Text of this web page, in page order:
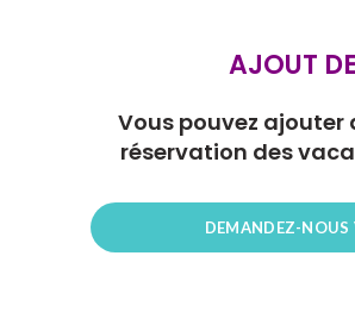
AJOUT
Vous pouvez ajouter
réservation des
DEMANDEZ-NOUS